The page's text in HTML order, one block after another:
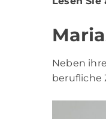
Neben
berufliche